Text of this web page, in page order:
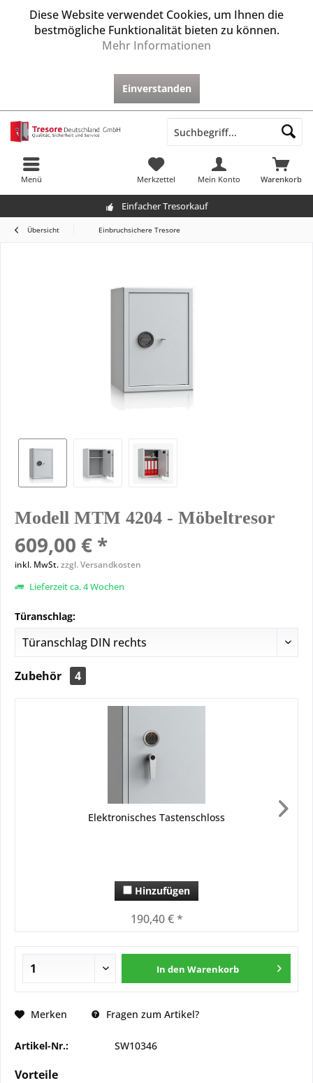
Diese Website verwendet Cookies, um Ihnen die
bestmögliche Funktionalität bieten zu können.
Mehr Informationen
Einverstanden
Menü Warenkorb
Merkzettel Mein Konto
Einfacher Tresorkauf
Übersicht Einbruchsichere Tresore
Modell MTM 4204 - Möbeltresor
609,00 € *
inkl. MwSt.zzgl. Versandkosten
Lieferzeit ca. 4 Wochen
Türanschlag:
Zubehör 4
Elektronisches Tastenschloss
Hinzufügen
190,40 € *
In den Warenkorb
Merken Fragen zum Artikel?
Artikel-Nr.: SW10346
Vorteile